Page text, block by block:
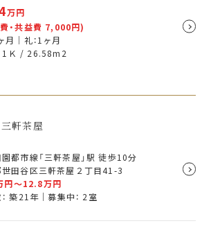
万円
・共益費 7,000円)
月｜礼：1ヶ月
Ｋ / 26.58m 2
軒茶屋
都市線「三軒茶屋」駅 徒歩10分
世田谷区三軒茶屋２丁目41-3
円～12.8万円
築21年｜募集中： 2 室